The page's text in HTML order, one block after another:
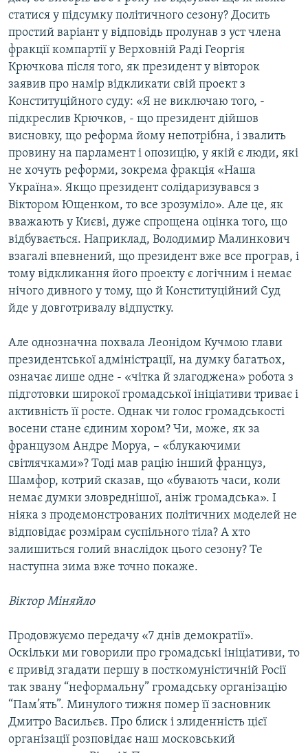
статися у підсумку політичного сезону? Досить
простий варіант у відповідь пролунав з уст члена
фракції компартії у Верховній Раді Георгія
Крючкова після того, як президент у вівторок
заявив про намір відкликати свій проект з
Конституційного суду: «Я не виключаю того, -
підкреслив Крючков, - що президент дійшов
висновку, що реформа йому непотрібна, і звалить
провину на парламент і опозицію, у якій є люди, які
не хочуть реформи, зокрема фракція «Наша
Україна». Якщо президент солідаризувався з
Віктором Ющенком, то все зрозуміло». Але це, як
вважають у Києві, дуже спрощена оцінка того, що
відбувається. Наприклад, Володимир Малинкович
взагалі впевнений, що президент вже все програв, і
тому відкликання його проекту є логічним і немає
нічого дивного у тому, що й Конституційний Суд
йде у довготривалу відпустку.
Але однозначна похвала Леонідом Кучмою глави
президентської адміністрації, на думку багатьох,
означає лише одне - «чітка й злагоджена» робота з
підготовки широкої громадської ініціативи триває і
активність її росте. Однак чи голос громадськості
восени стане єдиним хором? Чи, може, як за
французом Андре Моруа, – «блукаючими
світлячками»? Тоді мав рацію інший француз,
Шамфор, котрий сказав, що «бувають часи, коли
немає думки зловреднішої, аніж громадська». І
ніяка з продемонстрованих політичних моделей не
відповідає розмірам суспільного тіла? А хто
залишиться голий внаслідок цього сезону? Те
наступна зима вже точно покаже.
Віктор Міняйло
Продовжуємо передачу «7 днів демократії».
Оскільки ми говорили про громадські ініціативи, то
є привід згадати першу в посткомуністичній Росії
так звану “неформальну” громадську організацію
“Пам’ять”. Минулого тижня помер її засновник
Дмитро Васильєв. Про блиск і злиденність цієї
організації розповідає наш московський